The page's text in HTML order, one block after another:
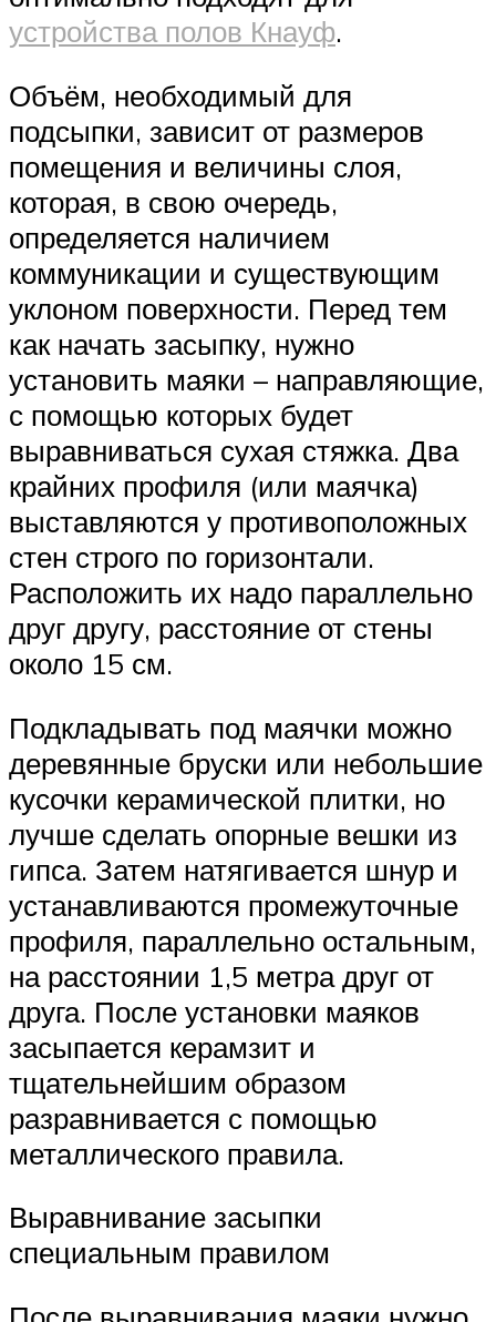
устройства полов Кнауф.
Объём, необходимый для
подсыпки, зависит от размеров
помещения и величины слоя,
которая, в свою очередь,
определяется наличием
коммуникации и существующим
уклоном поверхности. Перед тем
как начать засыпку, нужно
установить маяки – направляющие,
с помощью которых будет
выравниваться сухая стяжка. Два
крайних профиля (или маячка)
выставляются у противоположных
стен строго по горизонтали.
Расположить их надо параллельно
друг другу, расстояние от стены
около 15 см.
Подкладывать под маячки можно
деревянные бруски или небольшие
кусочки керамической плитки, но
лучше сделать опорные вешки из
гипса. Затем натягивается шнур и
устанавливаются промежуточные
профиля, параллельно остальным,
на расстоянии 1,5 метра друг от
друга. После установки маяков
засыпается керамзит и
тщательнейшим образом
разравнивается с помощью
металлического правила.
Выравнивание засыпки
специальным правилом